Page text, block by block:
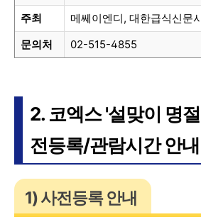
주최
메쎄이엔디, 대한급식신문
문의처
02-515-4855
2. 코엑스 '설맞이 명
전등록/관람시간 안내
1) 사전등록 안내